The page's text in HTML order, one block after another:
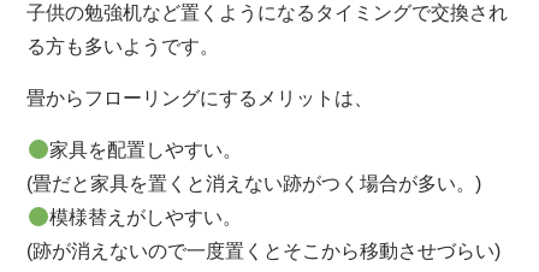
子供の勉強机など置くようになるタイミングで交換され
る方も多いようです。
畳からフローリングにするメリットは、
家具を配置しやすい。
(畳だと家具を置くと消えない跡がつく場合が多い。)
模様替えがしやすい。
(跡が消えないので一度置くとそこから移動させづらい)